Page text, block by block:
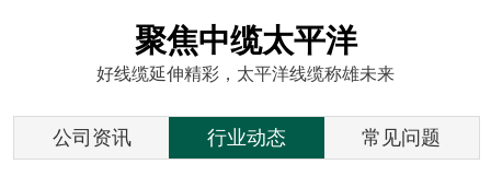
聚焦中缆太平洋
好线缆延伸精彩，太平洋线缆称雄未来
公司资讯 行业动态 常见问题